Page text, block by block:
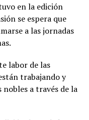
en la edición
se espera que
a las jornadas
labor de las
trabajando y
a través de la